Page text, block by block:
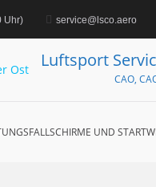
Uhr) service@lsco.aero
Luftsport
CAO,
UND